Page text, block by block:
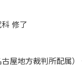
修了
屋地方裁判所配属）